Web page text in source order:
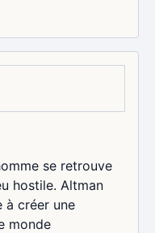
se retrouve
hostile. Altman
à créer une
monde